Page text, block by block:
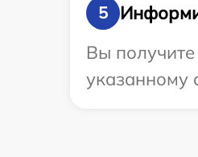
5
Вы
указанному